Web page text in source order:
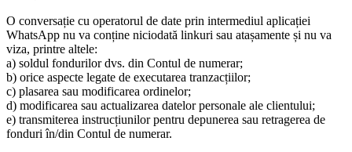
O conversație cu operatorul de date prin intermediul aplicației
WhatsApp nu va conține niciodată linkuri sau atașamente și nu va
viza, printre altele:
a) soldul fondurilor dvs. din Contul de numerar;
b) orice aspecte legate de executarea tranzacțiilor;
c) plasarea sau modificarea ordinelor;
d) modificarea sau actualizarea datelor personale ale clientului;
e) transmiterea instrucțiunilor pentru depunerea sau retragerea de
fonduri în/din Contul de numerar.